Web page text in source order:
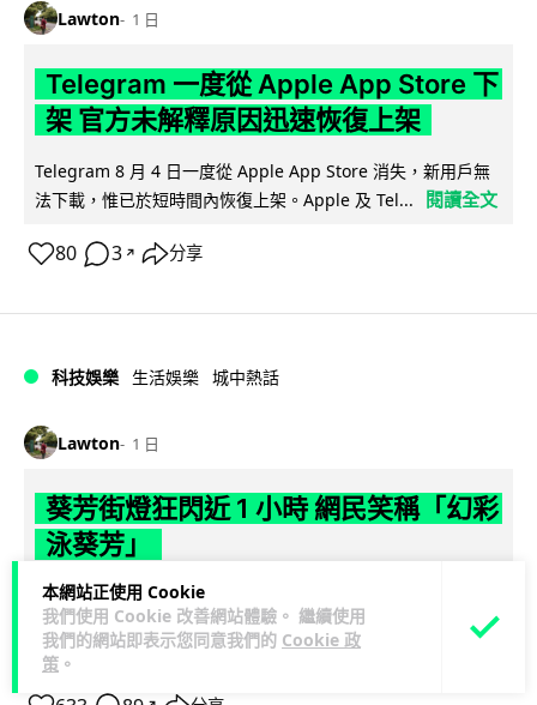
本網站正使用 Cookie
我們使用 Cookie 改善網站體驗。 繼續使用
我們的網站即表示您同意我們的 Cookie 政
策 。
Lawton 1 日
Telegram 一度從 Apple App Store 下
架 官方未解釋原因迅速恢復上架
Telegram 8 月 4 日一度從 Apple App Store 消失，新用戶無
法下載，惟已於短時間內恢復上架。Apple 及 Tel...
閱讀全文
80 3 ↗ 分享
科技娛樂 生活娛樂 城中熱話
Lawton 1 日
葵芳街燈狂閃近 1 小時 網民笑稱「幻彩
泳葵芳」
葵芳新都會廣場至葵青劇院一帶街燈昨晚突然狂閃近 1 小時，
吸引大批市民拍片上載社交平台，笑稱現場如 Disco 舞廳，更
有網民戲稱「幻彩耀葵... 閱讀全文